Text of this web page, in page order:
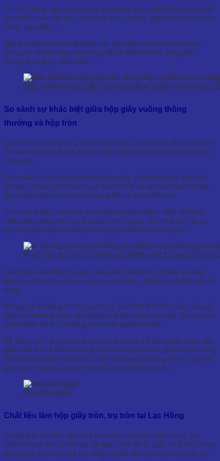
Tại Lạc Hồng, các mẫu vỏ hộp tròn được sản xuất để đựng các loại
sản phẩm cao cấp như: trà, bánh kẹo, cà phê, hộp thực phẩm chức
năng, mỹ phẩm…
Ngoài ra rất phù hợp để đựng các sản phẩm chứa trong chai,lọ
chúng tôi sẽ làm khay bên trong để cố định tốt hơn, sản phẩm
không bị xô lệch, chắc chắn.
Mẫu thiết kế hộp giấy tròn đựng thực phẩm chức năng
So sánh sự khác biệt giữa hộp giấy vuông thông
thường và hộp tròn
Lạc Hồng gia công cả 2 loại vỏ hộp giấy, tùy vào nhu cầu và chi phí
mà quý khách hàng có thể lựa chọn kiểu hộp phù hợp với yêu cầu
của mình.
Các mẫu vỏ hộp với các hình khối vuông, chữ nhật chắc hẳn đều
rất quen thuộc với chúng ta và hầu hết tất cả các loại bao bì đựng
sản phẩm hiện nay trên thị trường đều là hình khối này.
Vì tính phổ biến, phù hợp với nhiều loại sản phẩm, thiết kế được
nhiều kiểu dáng nên các loại hộp hình vuông, chữ nhật luôn là sự
lựa chọn đầu tiên mà khách hàng nghĩ đến khi làm bao bì.
In vỏ hộp trụ tròn có nhiều ưu điểm vượt trội và phù hợp
Lựa chọn mẫu hộp tròn giúp sản phẩm của bạn có thêm sự khác
biệt so với bao bì của các thương hiệu khác, dễ dàng nổi bật trên kệ
hàng.
Không chỉ dễ dàng thu hút sự chú ý nhờ hình khối tròn, các mẫu vỏ
hộp tròn thường được làm bằng chất liệu cứng cao cấp, thường bảo
quản được rất lâu và đựng được sản phẩm lâu dài.
Dễ đóng. mở và trong quá trình sử dụng có thể bảo quản được sản
phẩm rất lâu và thậm trí có thể tái sử dụng lâu dài, giúp khách hàng
khi mua sản phẩm của bạn có thể tận dụng sử dụng bao bì, qua đó
giúp khách hàng của bạn nhớ đến sản phẩm lâu hơn.
Hộp tròn giấy
Chất liệu làm hộp giấy tròn, trụ tròn tại Lạc Hồng
In hộp giấy trụ tròn, tùy từng loại mà có cấu tạo khác nhau, tuy
nhiên chúng đều có hai lớp vật liệu chính đó là: giấy in và bìa carton
lạnh cứng. Chính vì thế mà nhiều người vẫn quen gọi hộp giấy trụ